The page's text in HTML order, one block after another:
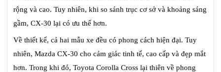
rộng và cao. Tuy nhiên, khi so sánh trục cơ sở và khoảng sáng
gầm, CX-30 lại có ưu thế hơn.
Về thiết kế, cả hai mẫu xe đều có phong cách hiện đại. Tuy
nhiên, Mazda CX-30 cho cảm giác tinh tế, cao cấp và đẹp mắt
hơn. Trong khi đó, Toyota Corolla Cross lại thiên về phong